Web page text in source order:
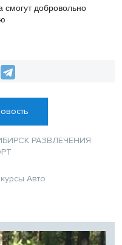
добровольно
РАЗВЛЕЧЕНИЯ
Авто